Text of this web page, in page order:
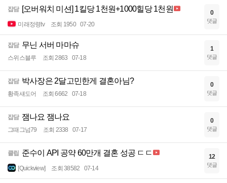
잡담 [오버워치 미션] 1킬당 1천원+1000힐당 1천원
미래정령tv 조회 1950 07-20
0
댓글
잡담 무닌 서버 마마슈
스위스블루 조회 2863 07-18
1
댓글
잡담 박사장은 2달고민한게 결혼아님?
황족섀도어 조회 6662 07-18
0
댓글
잡담 잼나요 잼나요
그때그넘79 조회 2338 07-17
0
댓글
클립 준수이 API 공약 60만개 결혼 성공 ㄷㄷ
[Quickview] 조회 38582 07-14
12
댓글